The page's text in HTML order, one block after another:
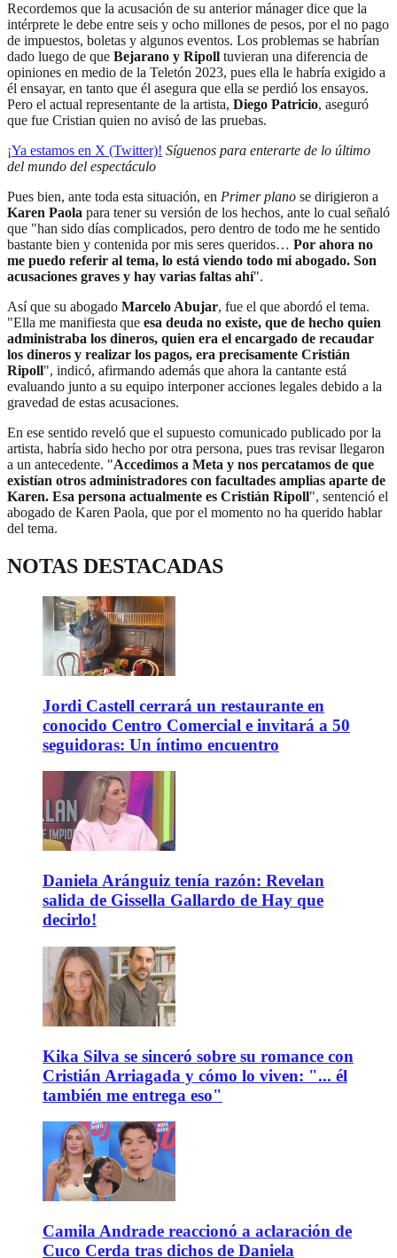
Recordemos que la acusación de su anterior mánager dice que la
intérprete le debe entre seis y ocho millones de pesos, por el no pago
de impuestos, boletas y algunos eventos. Los problemas se habrían
dado luego de que Bejarano y Ripoll tuvieran una diferencia de
opiniones en medio de la Teletón 2023, pues ella le habría exigido a
él ensayar, en tanto que él asegura que ella se perdió los ensayos.
Pero el actual representante de la artista, Diego Patricio, aseguró
que fue Cristian quien no avisó de las pruebas.
¡Ya estamos en X (Twitter)! Síguenos para enterarte de lo último
del mundo del espectáculo
Pues bien, ante toda esta situación, en Primer plano se dirigieron a
Karen Paola para tener su versión de los hechos, ante lo cual señaló
que "han sido días complicados, pero dentro de todo me he sentido
bastante bien y contenida por mis seres queridos… Por ahora no
me puedo referir al tema, lo está viendo todo mi abogado. Son
acusaciones graves y hay varias faltas ahí".
Así que su abogado Marcelo Abujar, fue el que abordó el tema.
"Ella me manifiesta que esa deuda no existe, que de hecho quien
administraba los dineros, quien era el encargado de recaudar
los dineros y realizar los pagos, era precisamente Cristián
Ripoll", indicó, afirmando además que ahora la cantante está
evaluando junto a su equipo interponer acciones legales debido a la
gravedad de estas acusaciones.
En ese sentido reveló que el supuesto comunicado publicado por la
artista, habría sido hecho por otra persona, pues tras revisar llegaron
a un antecedente. "Accedimos a Meta y nos percatamos de que
existían otros administradores con facultades amplias aparte de
Karen. Esa persona actualmente es Cristián Ripoll", sentenció el
abogado de Karen Paola, que por el momento no ha querido hablar
del tema.
NOTAS DESTACADAS
Jordi Castell cerrará un restaurante en
conocido Centro Comercial e invitará a 50
seguidoras: Un íntimo encuentro
Daniela Aránguiz tenía razón: Revelan
salida de Gissella Gallardo de Hay que
decirlo!
Kika Silva se sinceró sobre su romance con
Cristián Arriagada y cómo lo viven: "... él
también me entrega eso"
Camila Andrade reaccionó a aclaración de
Cuco Cerda tras dichos de Daniela